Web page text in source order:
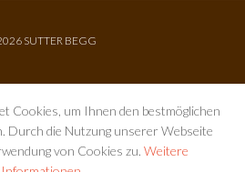
SUTTER BEGG
Cookies, um Ihnen den bestmöglichen
Durch die Nutzung unserer Webseite
von Cookies zu. Weitere